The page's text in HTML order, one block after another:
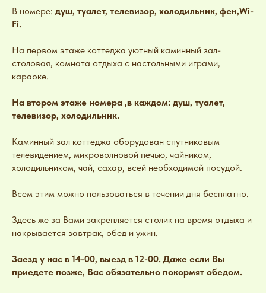
В номере: душ, туалет, телевизор, холодильник, фен,Wi-
Fi.
На первом этаже коттеджа уютный каминный зал-
столовая, комната отдыха с настольными играми,
караоке.
На втором этаже номера ,в каждом: душ, туалет,
телевизор, холодильник.
Каминный зал коттеджа оборудован спутниковым
телевидением, микроволновой печью, чайником,
холодильником, чай, сахар, всей необходимой посудой.
Всем этим можно пользоваться в течении дня бесплатно.
Здесь же за Вами закрепляется столик на время отдыха и
накрывается завтрак, обед и ужин.
Заезд у нас в 14-00, выезд в 12-00. Даже если Вы
приедете позже, Вас обязательно покормят обедом.